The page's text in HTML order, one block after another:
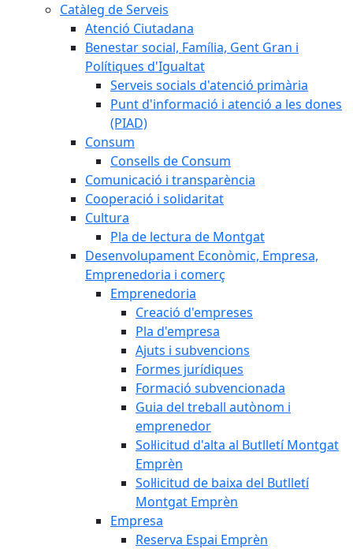
Catàleg de Serveis
Atenció Ciutadana
Benestar social, Família, Gent Gran i
Polítiques d'Igualtat
Serveis socials d'atenció primària
Punt d'informació i atenció a les dones
(PIAD)
Consum
Consells de Consum
Comunicació i transparència
Cooperació i solidaritat
Cultura
Pla de lectura de Montgat
Desenvolupament Econòmic, Empresa,
Emprenedoria i comerç
Emprenedoria
Creació d'empreses
Pla d'empresa
Ajuts i subvencions
Formes jurídiques
Formació subvencionada
Guia del treball autònom i
emprenedor
Sol·licitud d'alta al Butlletí Montgat
Emprèn
Sol·licitud de baixa del Butlletí
Montgat Emprèn
Empresa
Reserva Espai Emprèn